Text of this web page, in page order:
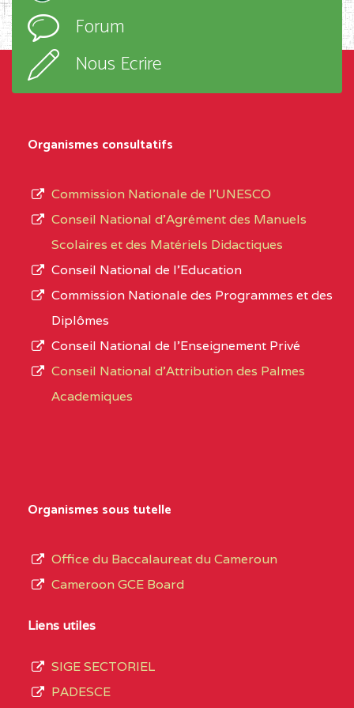
SUD-OUEST
BALI COMMUNITY HIGH SCHOOL BP :(1)
BAPTIST COMPREHENSIVE COLLEGE (
BAMENDA(1)
NORD-
OUEST
BAPTIST
COMPREHENSIVE
BAMENDA
BAPTIST COMPREHENSIVE COLLEGE
BILINGUAL TECHNICAL COLLEGE CHRIST
LITTORAL
d’enseignement,
type
L’offre
d’éducation
de
du
de
septembre
Forum
Nous Ecrire
Organismes consultatifs
Commission Nationale de l’UNESCO
Conseil National d’Agrément des Manuels
Scolaires et des Matériels Didactiques
Conseil National de l’Education
Commission Nationale des Programmes et des
Diplômes
Conseil National de l’Enseignement Privé
Conseil National d'Attribution des Palmes
Academiques
Organismes sous tutelle
Office du Baccalaureat du Cameroun
Cameroon GCE Board
Liens utiles
SIGE SECTORIEL
PADESCE